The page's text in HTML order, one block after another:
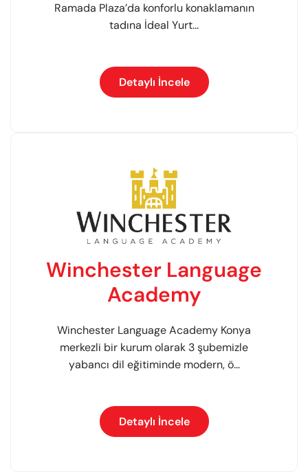
Ramada Plaza’da konforlu konaklamanın
tadına İdeal Yurt...
Detaylı İncele
Winchester Language
Academy
Winchester Language Academy Konya
merkezli bir kurum olarak 3 şubemizle
yabancı dil eğitiminde modern, ö...
Detaylı İncele